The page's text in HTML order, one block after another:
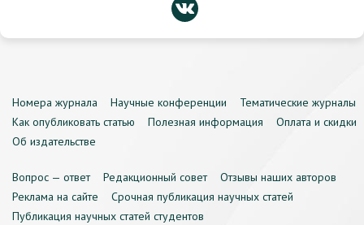
Номера журнала Научные конференции
Тематические журналы
Как опубликовать статью
Полезная информация
Оплата и скидки
Об издательстве
Вопрос — ответ Редакционный совет
Отзывы наших авторов
Реклама на сайте
Срочная публикация научных статей
Публикация научных статей студентов